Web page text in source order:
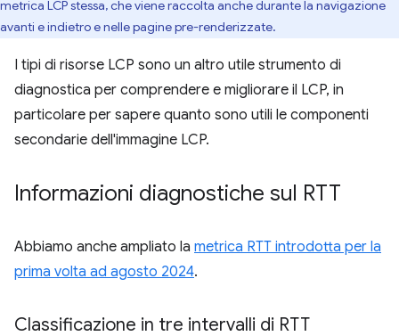
metrica LCP stessa, che viene raccolta anche durante la navigazione
avanti e indietro e nelle pagine pre-renderizzate.
I tipi di risorse LCP sono un altro utile strumento di
diagnostica per comprendere e migliorare il LCP, in
particolare per sapere quanto sono utili le componenti
secondarie dell'immagine LCP.
Informazioni diagnostiche sul RTT
Abbiamo anche ampliato la metrica RTT introdotta per la
prima volta ad agosto 2024.
Classificazione in tre intervalli di RTT